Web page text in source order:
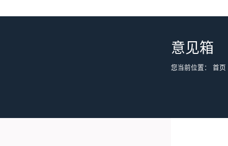
意见箱
您当前位置： 首页